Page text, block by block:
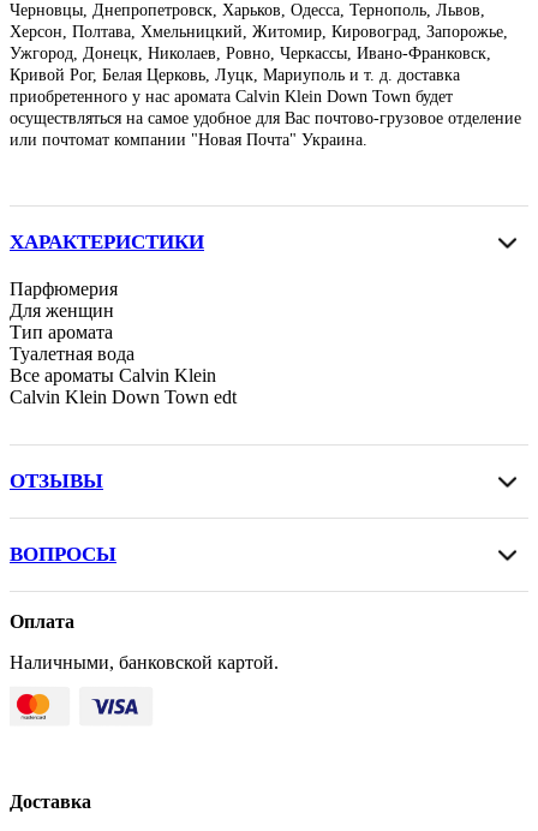
Черновцы, Днепропетровск, Харьков, Одесса, Тернополь, Львов,
Херсон, Полтава, Хмельницкий, Житомир, Кировоград, Запорожье,
Ужгород, Донецк, Николаев, Ровно, Черкассы, Ивано-Франковск,
Кривой Рог, Белая Церковь, Луцк, Мариуполь и т. д. доставка
приобретенного у нас аромата Calvin Klein Down Town будет
осуществляться на самое удобное для Вас почтово-грузовое отделение
или почтомат компании "Новая Почта" Украина.
ХАРАКТЕРИСТИКИ
Парфюмерия
Для женщин
Тип аромата
Туалетная вода
Все ароматы Calvin Klein
Calvin Klein Down Town edt
ОТЗЫВЫ
ВОПРОСЫ
Оплата
Наличными, банковской картой.
Доставка